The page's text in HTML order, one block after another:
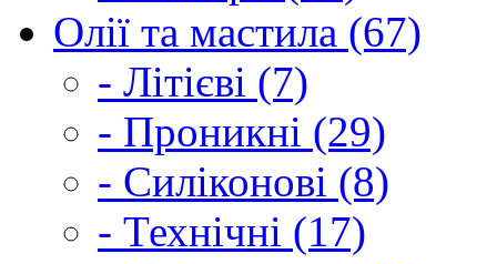
Олії та мастила (67)
- Літієві (7)
- Проникні (29)
- Силіконові (8)
- Технічні (17)